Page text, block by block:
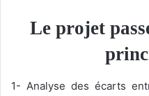
Le projet
1- Analyse des écarts